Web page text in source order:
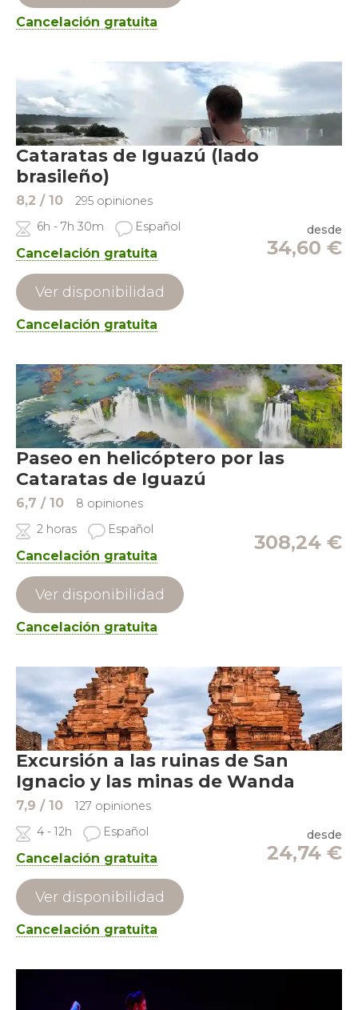
Cancelación gratuita
Cataratas de Iguazú (lado
brasileño)
8,2 / 10
295 opiniones
6h - 7h 30m
Español
Cancelación gratuita
desde
34,60 €
Ver disponibilidad
Cancelación gratuita
Paseo en helicóptero por las
Cataratas de Iguazú
6,7 / 10
8 opiniones
2 horas
Español
Cancelación gratuita
308,24 €
Ver disponibilidad
Cancelación gratuita
Excursión a las ruinas de San
Ignacio y las minas de Wanda
7,9 / 10
127 opiniones
4 - 12h
Español
Cancelación gratuita
desde
24,74 €
Ver disponibilidad
Cancelación gratuita